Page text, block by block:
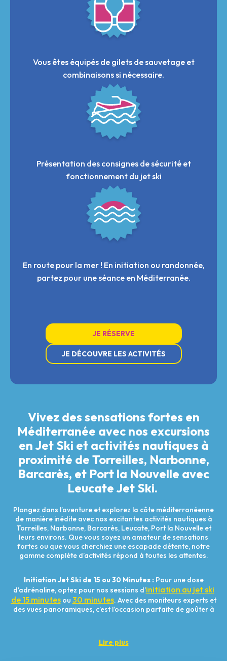
Vous êtes équipés de gilets de sauvetage et
combinaisons si nécessaire.
Présentation des consignes de sécurité et
fonctionnement du jet ski
En route pour la mer ! En initiation ou randonnée,
partez pour une séance en Méditerranée.
JE RÉSERVE
JE DÉCOUVRE LES ACTIVITÉS
Vivez des sensations fortes en
Méditerranée avec nos excursions
en Jet Ski et activités nautiques à
proximité de Torreilles, Narbonne,
Barcarès, et Port la Nouvelle avec
Leucate Jet Ski.
Plongez dans l’aventure et explorez la côte méditerranéenne
de manière inédite avec nos excitantes activités nautiques à
Torreilles, Narbonne, Barcarès, Leucate, Port la Nouvelle et
leurs environs. Que vous soyez un amateur de sensations
fortes ou que vous cherchiez une escapade détente, notre
gamme complète d’activités répond à toutes les attentes.
Initiation Jet Ski de 15 ou 30 Minutes :Pour une dose
d’adrénaline, optez pour nos sessions d’initiation au jet ski
de 15 minutesou 30 minutes. Avec des moniteurs experts et
des vues panoramiques, c’est l’occasion parfaite de goûter à
Randonnée Jet Ski d’1 Heure : Explorez la beauté côtière lors
Lire plus